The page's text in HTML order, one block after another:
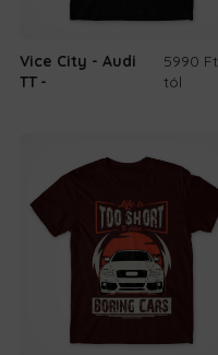
Vice City - Audi
TT
5990 Ft
tól